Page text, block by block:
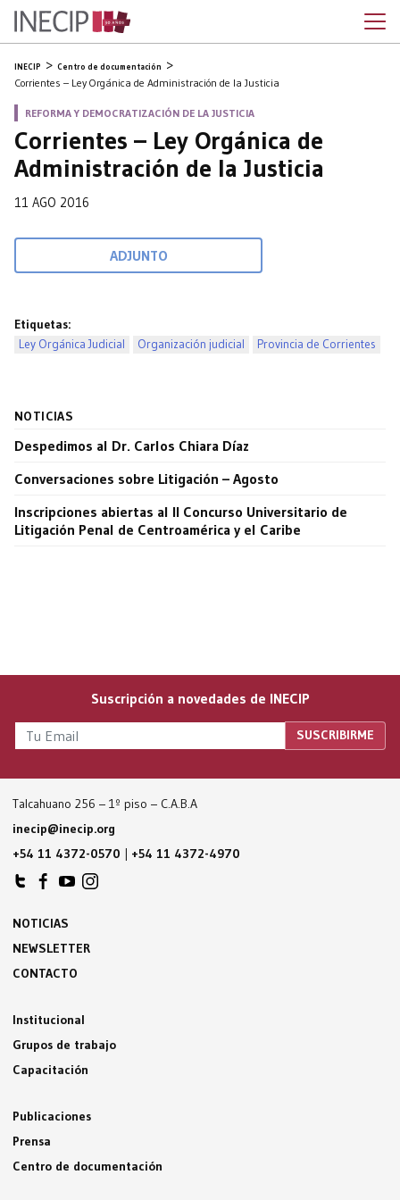
INECIP Centro de documentación
Corrientes – Ley Orgánica de Administración de la Justicia
REFORMA Y DEMOCRATIZACIÓN DE LA JUSTICIA
Corrientes – Ley Orgánica de
Administración de la Justicia
11 AGO 2016
ADJUNTO
Etiquetas:
Ley Orgánica Judicial
Organización judicial Provincia de Corrientes
NOTICIAS
Despedimos al Dr. Carlos Chiara Díaz
Conversaciones sobre Litigación – Agosto
Inscripciones abiertas al II Concurso Universitario de
Litigación Penal de Centroamérica y el Caribe
Suscripción a novedades de INECIP
Talcahuano 256 – 1º piso – C.A.B.A
inecip@inecip.org
+54 11 4372-0570 | +54 11 4372-4970
NOTICIAS
NEWSLETTER
CONTACTO
Institucional
Grupos de trabajo
Capacitación
Publicaciones
Prensa
Centro de documentación